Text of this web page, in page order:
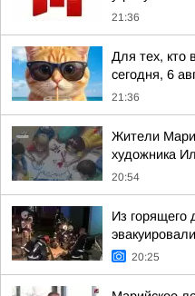
21:36
Для тех, кто
сегодня, 6
21:36
Жители
художника
20:54
Из
20:25